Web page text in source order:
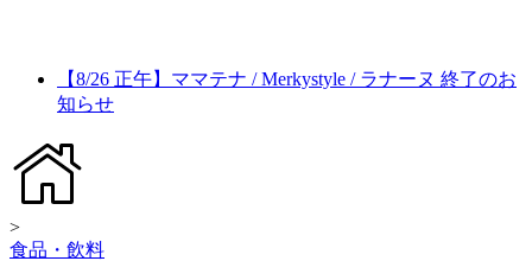
【8/26 正午】ママテナ / Merkystyle / ラナーヌ 終了のお
知らせ
>
食品・飲料